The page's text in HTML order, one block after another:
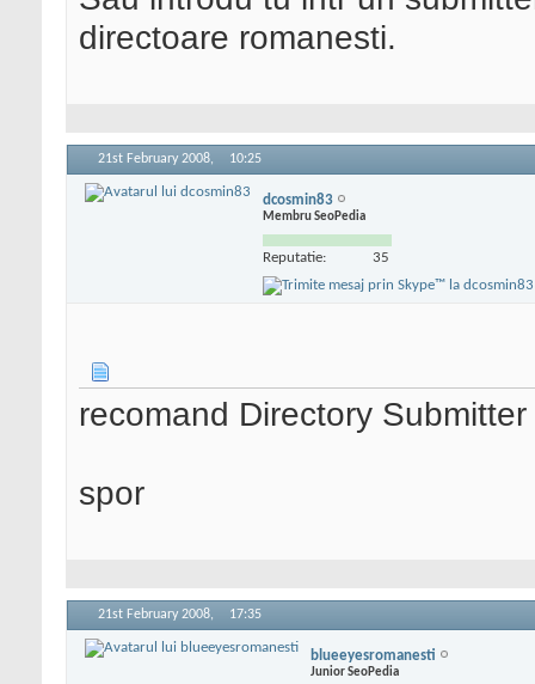
directoare romanesti.
21st February 2008, 10:25
dcosmin83
Membru SeoPedia
Reputatie: 35
recomand Directory
spor
21st February 2008, 17:35
blueeyesromanesti
Junior SeoPedia